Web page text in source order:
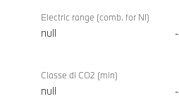
Electric range (comb. for NI)
null -
Classe di CO2 (min)
null -